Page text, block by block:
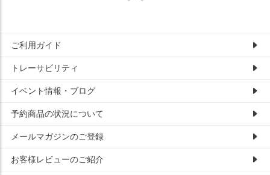
ご利用ガイド
トレーサビリティ
イベント情報・ブログ
予約商品の状況について
メールマガジンのご登録
お客様レビューのご紹介